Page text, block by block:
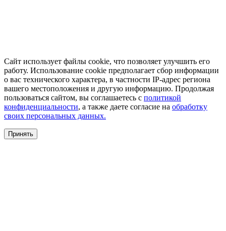
Сайт использует файлы cookie, что позволяет улучшить его
работу. Использование cookie предполагает сбор информации
о вас технического характера, в частности IP-адрес региона
вашего местоположения и другую информацию. Продолжая
пользоваться сайтом, вы соглашаетесь с политикой
конфиденциальности, а также даете согласие на обработку
своих персональных данных.
Принять